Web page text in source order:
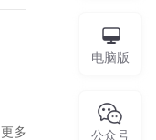
更多
电脑版
公众号